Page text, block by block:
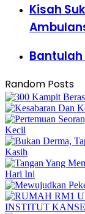
Kisah
Random Posts